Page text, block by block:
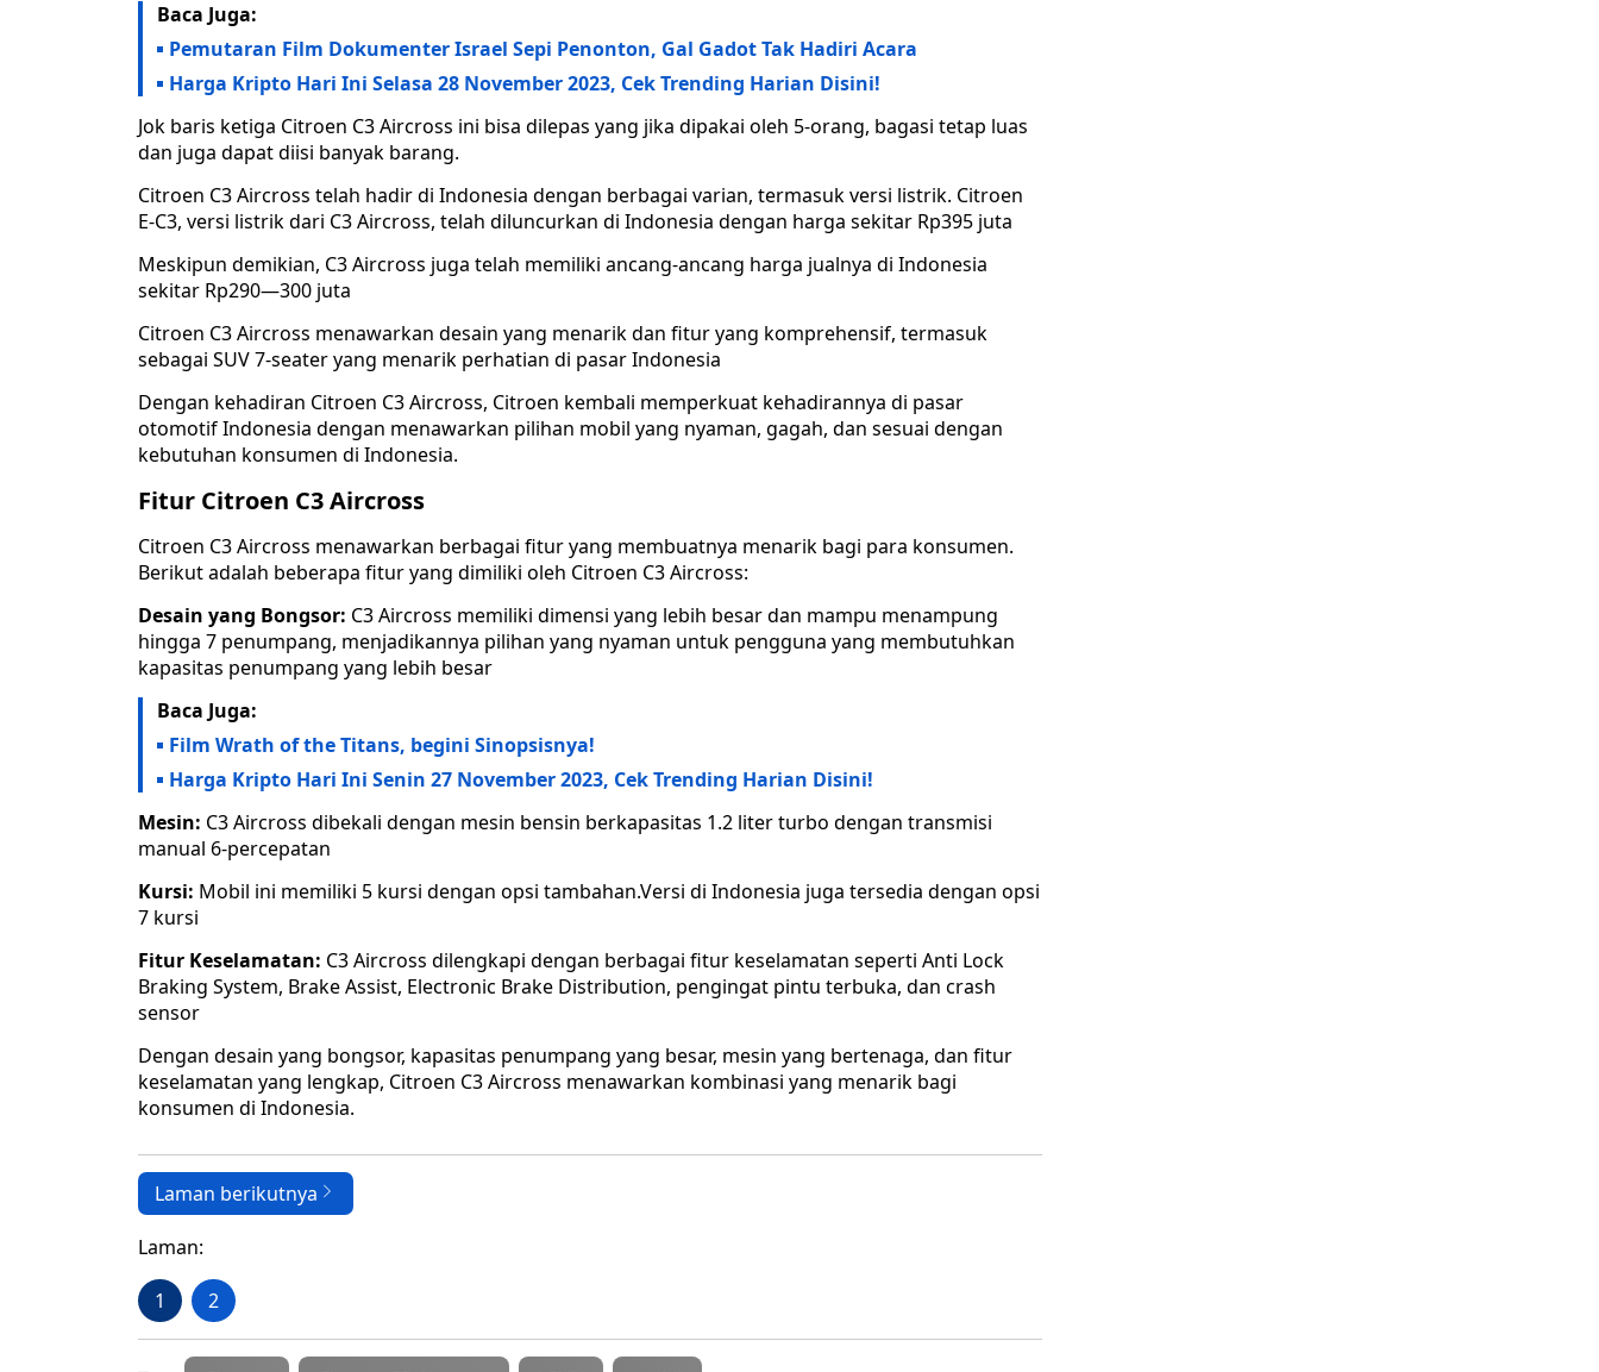
Baca Juga:
Pemutaran Film Dokumenter Israel Sepi Penonton, Gal Gadot Tak Hadiri Acara
Harga Kripto Hari Ini Selasa 28 November 2023, Cek Trending Harian Disini!
Jok baris ketiga Citroen C3 Aircross ini bisa dilepas yang jika dipakai oleh 5-orang, bagasi tetap luas
dan juga dapat diisi banyak barang.
Citroen C3 Aircross telah hadir di Indonesia dengan berbagai varian, termasuk versi listrik. Citroen
E-C3, versi listrik dari C3 Aircross, telah diluncurkan di Indonesia dengan harga sekitar Rp395 juta
Meskipun demikian, C3 Aircross juga telah memiliki ancang-ancang harga jualnya di Indonesia
sekitar Rp290—300 juta
Citroen C3 Aircross menawarkan desain yang menarik dan fitur yang komprehensif, termasuk
sebagai SUV 7-seater yang menarik perhatian di pasar Indonesia
Dengan kehadiran Citroen C3 Aircross, Citroen kembali memperkuat kehadirannya di pasar
otomotif Indonesia dengan menawarkan pilihan mobil yang nyaman, gagah, dan sesuai dengan
kebutuhan konsumen di Indonesia.
Fitur Citroen C3 Aircross
Citroen C3 Aircross menawarkan berbagai fitur yang membuatnya menarik bagi para konsumen.
Berikut adalah beberapa fitur yang dimiliki oleh Citroen C3 Aircross:
Desain yang Bongsor: C3 Aircross memiliki dimensi yang lebih besar dan mampu menampung
hingga 7 penumpang, menjadikannya pilihan yang nyaman untuk pengguna yang membutuhkan
kapasitas penumpang yang lebih besar
Baca Juga:
Film Wrath of the Titans, begini Sinopsisnya!
Harga Kripto Hari Ini Senin 27 November 2023, Cek Trending Harian Disini!
Mesin: C3 Aircross dibekali dengan mesin bensin berkapasitas 1.2 liter turbo dengan transmisi
manual 6-percepatan
Kursi: Mobil ini memiliki 5 kursi dengan opsi tambahan.Versi di Indonesia juga tersedia dengan opsi
7 kursi
Fitur Keselamatan: C3 Aircross dilengkapi dengan berbagai fitur keselamatan seperti Anti Lock
Braking System, Brake Assist, Electronic Brake Distribution, pengingat pintu terbuka, dan crash
sensor
Dengan desain yang bongsor, kapasitas penumpang yang besar, mesin yang bertenaga, dan fitur
keselamatan yang lengkap, Citroen C3 Aircross menawarkan kombinasi yang menarik bagi
konsumen di Indonesia.
Laman berikutnya
Laman:
1 2